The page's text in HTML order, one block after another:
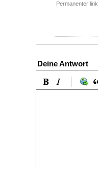
Permanenter link
Deine Antwort